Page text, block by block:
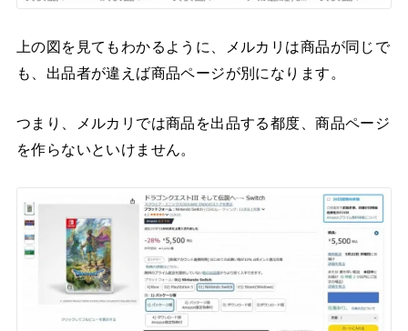
上の図を見てもわかるように、メルカリは商品が同じで
も、出品者が違えば商品ページが別になります。
つまり、メルカリでは商品を出品する都度、商品ページ
を作らないといけません。